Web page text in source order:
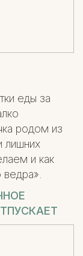
еды за
родом из
лишних
и как